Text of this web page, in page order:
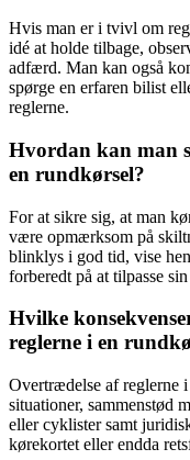
Hvis man er i tvivl om
idé at holde tilbage,
adfærd. Man kan også
spørge en erfaren bilist
reglerne.
Hvordan kan man
en rundkørsel?
For at sikre sig, at man
være opmærksom på
blinklys i god tid, vise
forberedt på at tilpasse
Hvilke
reglerne i en
Overtrædelse af reglerne
situationer, sammenstød
eller cyklister samt
kørekortet eller endda